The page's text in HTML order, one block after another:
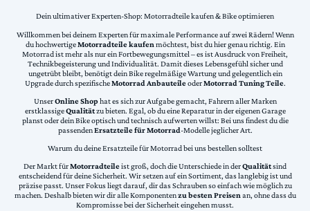
Dein ultimativer Experten-Shop: Motorradteile kaufen & Bike optimieren
Willkommen bei deinem Experten für maximale Performance auf zwei Rädern! Wenn
du hochwertigeMotorradteile kaufen möchtest, bist du hier genau richtig. Ein
Motorrad ist mehr als nur ein Fortbewegungsmittel – es ist Ausdruck von Freiheit,
Technikbegeisterung und Individualität. Damit dieses Lebensgefühl sicher und
ungetrübt bleibt, benötigt dein Bike regelmäßige Wartung und gelegentlich ein
Upgrade durch spezifischeMotorrad AnbauteileoderMotorrad Tuning Teile.
UnserOnline Shophat es sich zur Aufgabe gemacht, Fahrern aller Marken
erstklassigeQualitätzu bieten. Egal, ob du eine Reparatur in der eigenen Garage
planst oder dein Bike optisch und technisch aufwerten willst: Bei uns findest du die
passendenErsatzteile für Motorrad-Modelle jeglicher Art.
Warum du deine Ersatzteile für Motorrad bei uns bestellen solltest
Der Markt fürMotorradteileist groß, doch die Unterschiede in derQualitätsind
entscheidend für deine Sicherheit. Wir setzen auf ein Sortiment, das langlebig ist und
präzise passt. Unser Fokus liegt darauf, dir das Schrauben so einfach wie möglich zu
machen. Deshalb bieten wir dir alle Komponentenzu besten Preisenan, ohne dass du
Kompromisse bei der Sicherheit eingehen musst.